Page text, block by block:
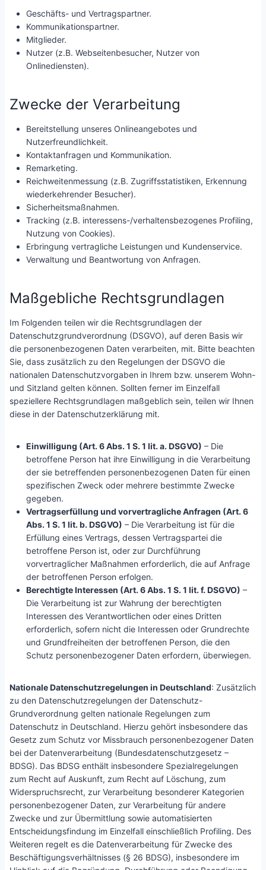
Geschäfts- und Vertragspartner.
Kommunikationspartner.
Mitglieder.
Nutzer (z.B. Webseitenbesucher, Nutzer von
Onlinediensten).
Zwecke der Verarbeitung
Bereitstellung unseres Onlineangebotes und
Nutzerfreundlichkeit.
Kontaktanfragen und Kommunikation.
Remarketing.
Reichweitenmessung (z.B. Zugriffsstatistiken, Erkennung
wiederkehrender Besucher).
Sicherheitsmaßnahmen.
Tracking (z.B. interessens-/verhaltensbezogenes Profiling,
Nutzung von Cookies).
Erbringung vertragliche Leistungen und Kundenservice.
Verwaltung und Beantwortung von Anfragen.
Maßgebliche Rechtsgrundlagen
Im Folgenden teilen wir die Rechtsgrundlagen der
Datenschutzgrundverordnung (DSGVO), auf deren Basis wir
die personenbezogenen Daten verarbeiten, mit. Bitte beachten
Sie, dass zusätzlich zu den Regelungen der DSGVO die
nationalen Datenschutzvorgaben in Ihrem bzw. unserem Wohn-
und Sitzland gelten können. Sollten ferner im Einzelfall
speziellere Rechtsgrundlagen maßgeblich sein, teilen wir Ihnen
diese in der Datenschutzerklärung mit.
Einwilligung (Art. 6 Abs. 1 S. 1 lit. a. DSGVO) – Die
betroffene Person hat ihre Einwilligung in die Verarbeitung
der sie betreffenden personenbezogenen Daten für einen
spezifischen Zweck oder mehrere bestimmte Zwecke
gegeben.
Vertragserfüllung und vorvertragliche Anfragen (Art. 6
Abs. 1 S. 1 lit. b. DSGVO) – Die Verarbeitung ist für die
Erfüllung eines Vertrags, dessen Vertragspartei die
betroffene Person ist, oder zur Durchführung
vorvertraglicher Maßnahmen erforderlich, die auf Anfrage
der betroffenen Person erfolgen.
Berechtigte Interessen (Art. 6 Abs. 1 S. 1 lit. f. DSGVO) –
Die Verarbeitung ist zur Wahrung der berechtigten
Interessen des Verantwortlichen oder eines Dritten
erforderlich, sofern nicht die Interessen oder Grundrechte
und Grundfreiheiten der betroffenen Person, die den
Schutz personenbezogener Daten erfordern, überwiegen.
Nationale Datenschutzregelungen in Deutschland: Zusätzlich
zu den Datenschutzregelungen der Datenschutz-
Grundverordnung gelten nationale Regelungen zum
Datenschutz in Deutschland. Hierzu gehört insbesondere das
Gesetz zum Schutz vor Missbrauch personenbezogener Daten
bei der Datenverarbeitung (Bundesdatenschutzgesetz –
BDSG). Das BDSG enthält insbesondere Spezialregelungen
zum Recht auf Auskunft, zum Recht auf Löschung, zum
Widerspruchsrecht, zur Verarbeitung besonderer Kategorien
personenbezogener Daten, zur Verarbeitung für andere
Zwecke und zur Übermittlung sowie automatisierten
Entscheidungsfindung im Einzelfall einschließlich Profiling. Des
Weiteren regelt es die Datenverarbeitung für Zwecke des
Beschäftigungsverhältnisses (§ 26 BDSG), insbesondere im